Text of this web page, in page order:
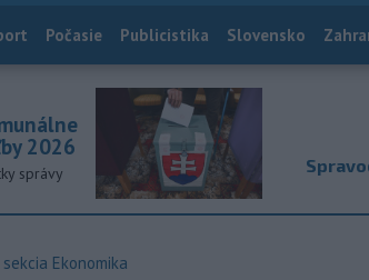
Počasie Publicistika Slovensko
2026
správy
sekcia Ekonomika